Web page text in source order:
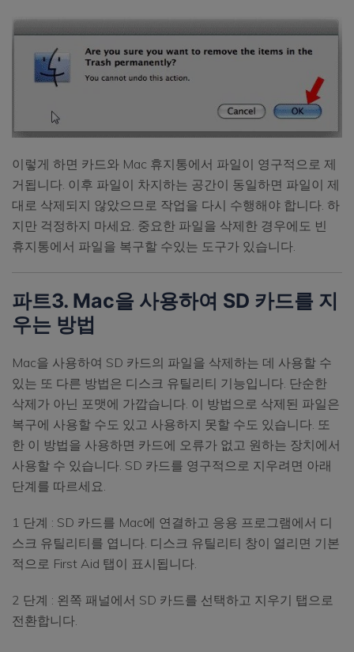
이렇게 하면 카드와 Mac 휴지통에서 파일이 영구적으로 제
거됩니다. 이후 파일이 차지하는 공간이 동일하면 파일이 제
대로 삭제되지 않았으므로 작업을 다시 수행해야 합니다. 하
지만 걱정하지 마세요. 중요한 파일을 삭제한 경우에도 빈
휴지통에서 파일을 복구할 수있는 도구가 있습니다.
파트3. Mac을 사용하여 SD 카드를 지
우는 방법
Mac을 사용하여 SD 카드의 파일을 삭제하는 데 사용할 수
있는 또 다른 방법은 디스크 유틸리티 기능입니다. 단순한
삭제가 아닌 포맷에 가깝습니다. 이 방법으로 삭제된 파일은
복구에 사용할 수도 있고 사용하지 못할 수도 있습니다. 또
한 이 방법을 사용하면 카드에 오류가 없고 원하는 장치에서
사용할 수 있습니다. SD 카드를 영구적으로 지우려면 아래
단계를 따르세요.
1 단계 : SD 카드를 Mac에 연결하고 응용 프로그램에서 디
스크 유틸리티를 엽니다. 디스크 유틸리티 창이 열리면 기본
적으로 First Aid 탭이 표시됩니다.
2 단계 : 왼쪽 패널에서 SD 카드를 선택하고 지우기 탭으로
전환합니다.